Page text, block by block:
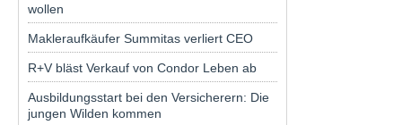
wollen
Makleraufkäufer Summitas verliert CEO
R+V bläst Verkauf von Condor Leben ab
Ausbildungsstart bei den Versicherern: Die
jungen Wilden kommen